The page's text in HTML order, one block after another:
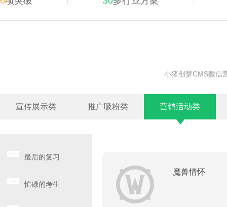
小猪创梦CMS微信
宣传展示类 推广吸粉类 营销活动类
最后的复习
忙碌的考生
魔兽情怀